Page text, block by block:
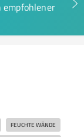
empfohlener
FEUCHTE WÄNDE